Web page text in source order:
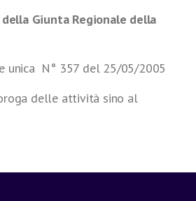
Giunta Regionale della
N° 357 del 25/05/2005
delle attività sino al